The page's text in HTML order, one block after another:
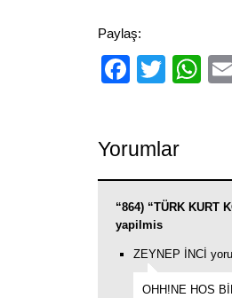
Paylaş:
Yorumlar
“864) “TÜRK KURT
yapilmis
ZEYNEP İNCİ
OHH!NE HOS